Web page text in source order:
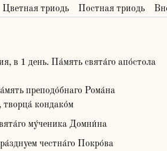
Цветная триодь Постная триодь
в 1 день. Па́мять свята́го апо́стола
преподо́бнаго Рома́на
творца́ кондако́м
му́ченика Домни́на
честна́го Покро́ва